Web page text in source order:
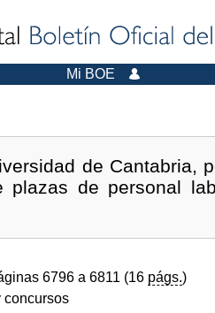
Mi BOE
de Cantabria,
plazas de personal
6796 a 6811 (16 págs.)
concursos